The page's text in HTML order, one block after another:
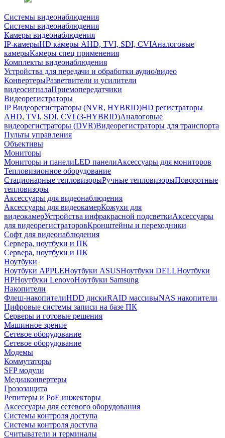
Системы видеонаблюдения
Системы видеонаблюдения
Камеры видеонаблюдения
IP-камерыHD камеры AHD, TVI, SDI, CVIАналоговые
камерыКамеры спец применения
Комплекты видеонаблюдения
Устройства для передачи и обработки аудио/видео
КонвертерыРазветвители и усилители
видеосигналаПриемопередатчики
Видеорегистраторы
IP Видеорегистраторы (NVR, HYBRID)HD регистраторы
AHD, TVI, SDI, CVI (3-HYBRID)Аналоговые
видеорегистраторы (DVR)Видеорегистраторы для транспорта
Пульты управления
Объективы
Мониторы
Мониторы и панелиLED панелиАксессуары для мониторов
Тепловизионное оборудование
Стационарные тепловизорыРучные тепловизорыПоворотные
тепловизоры
Аксессуары для видеонаблюдения
Аксессуары для видеокамерКожухи для
видеокамерУстройства инфракрасной подсветкиАксессуары
для видеорегистраторовКронштейны и переходники
Софт для видеонаблюдения
Сервера, ноутбуки и ПК
Сервера, ноутбуки и ПК
Ноутбуки
Ноутбуки APPLEНоутбуки ASUSНоутбуки DELLНоутбуки
HPНоутбуки LenovoНоутбуки Samsung
Накопители
Флеш-накопителиHDD дискиRAID массивыNAS накопители
Цифровые системы записи на базе ПК
Серверы и готовые решения
Машинное зрение
Сетевое оборудование
Сетевое оборудование
Модемы
Коммутаторы
SFP модули
Медиаконвертеры
Грозозащита
Репитеры и PoE инжекторы
Аксессуары для сетевого оборудования
Системы контроля доступа
Системы контроля доступа
Считыватели и терминалы